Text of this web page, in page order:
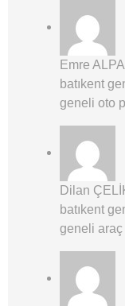
Emre
batıkent
geneli oto
Dilan
batıkent
geneli